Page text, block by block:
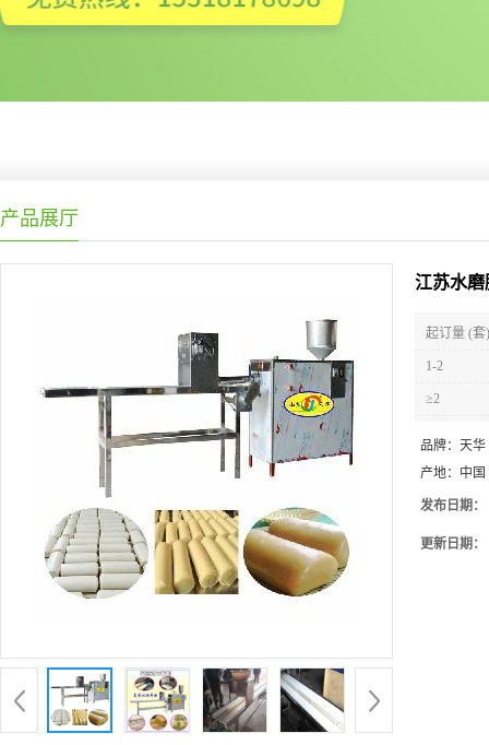
产品展厅
江苏水磨
起订量 (套)
1-2
≥2
品牌： 天华
产地： 中国
发布日期：
更新日期：